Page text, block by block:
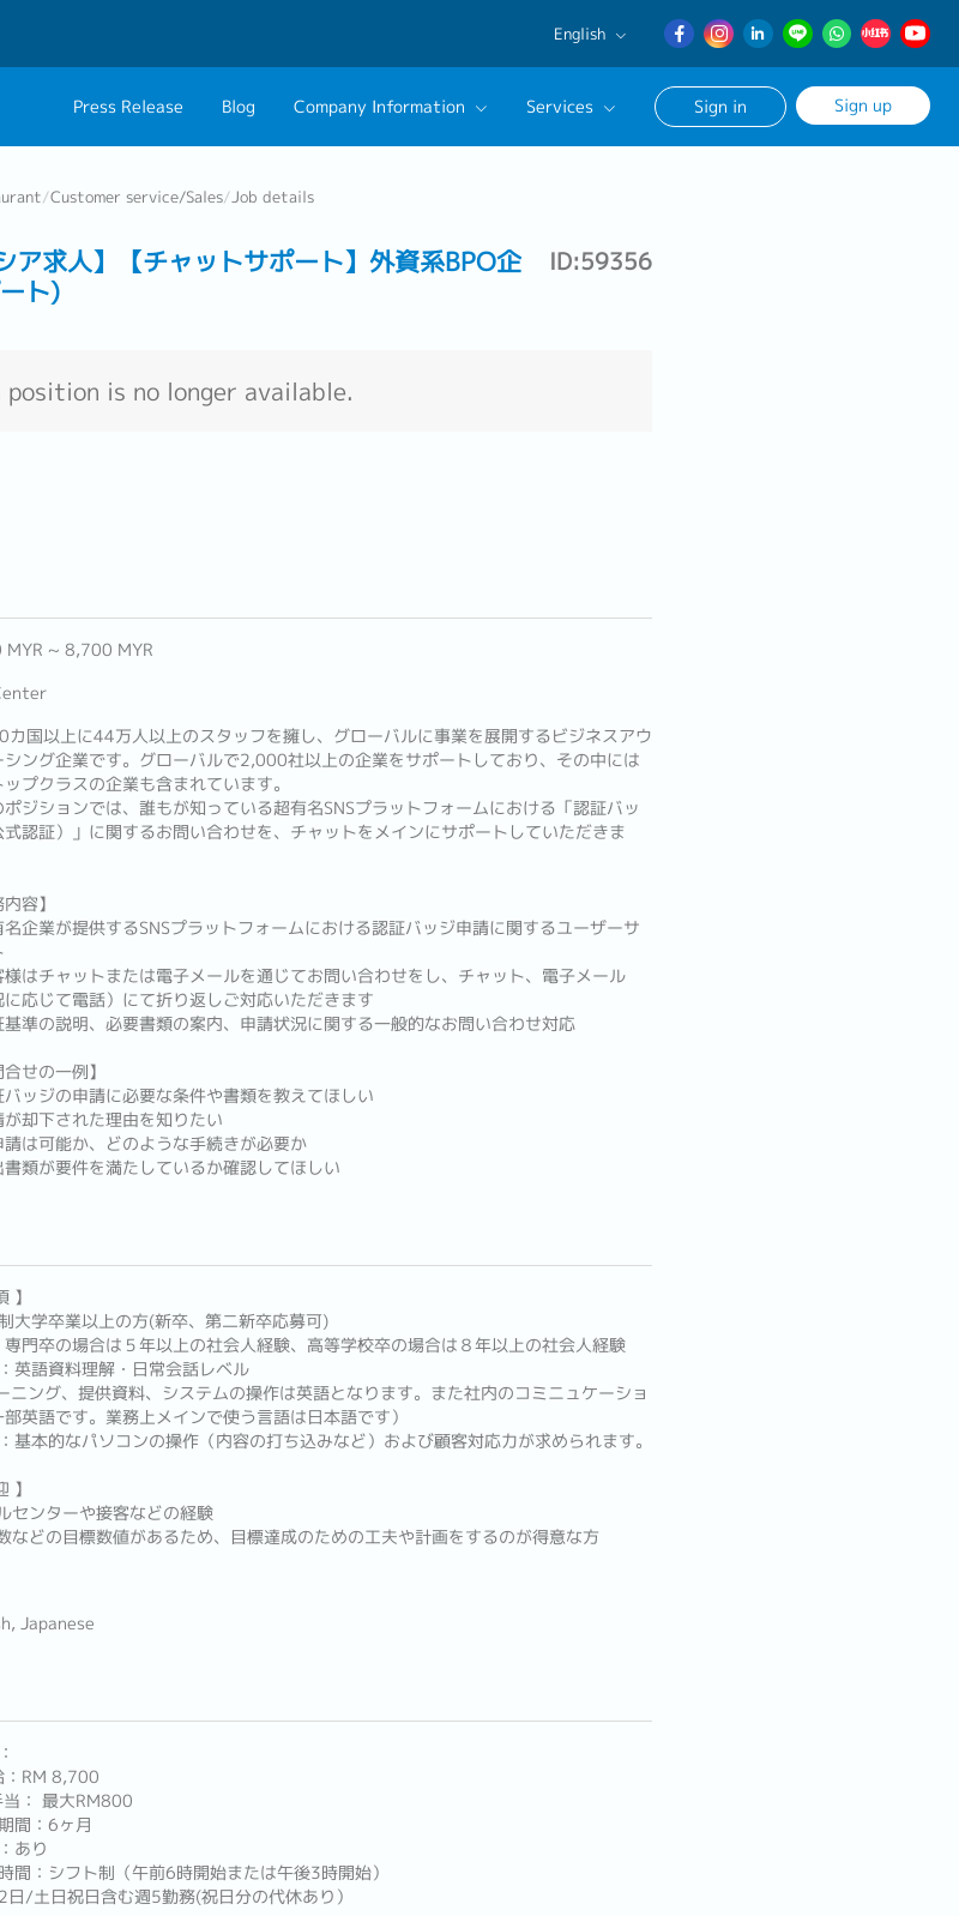
English
English
日本語
Press Release Blog Company Information
About Us
Services Sign in Sign up
/Customer service/Sales/Job details
ア求人】【チャットサポート】外資系BPO企
ト)
ID:59356
position is no longer available.
~ 8,700 MYR
カ国以上に44万人以上のスタッフを擁し、グローバルに事業を展開するビジネスアウ
シング企業です。グローバルで2,000社以上の企業をサポートしており、その中には
プクラスの企業も含まれています。
ジションでは、誰もが知っている超有名SNSプラットフォームにおける「認証バッ
式認証）」に関するお問い合わせを、チャットをメインにサポートしていただきま
内容】
名企業が提供するSNSプラットフォームにおける認証バッジ申請に関するユーザーサ
様はチャットまたは電子メールを通じてお問い合わせをし、チャット、電子メール
に応じて電話）にて折り返しご対応いただきます
基準の説明、必要書類の案内、申請状況に関する一般的なお問い合わせ対応
合せの一例】
バッジの申請に必要な条件や書類を教えてほしい
が却下された理由を知りたい
請は可能か、どのような手続きが必要か
書類が要件を満たしているか確認してほしい
】
大学卒業以上の方(新卒、第二新卒応募可)
専門卒の場合は５年以上の社会人経験、高等学校卒の場合は８年以上の社会人経験
英語資料理解・日常会話レベル
ニング、提供資料、システムの操作は英語となります。また社内のコミニュケーショ
部英語です。業務上メインで使う言語は日本語です）
基本的なパソコンの操作（内容の打ち込みなど）および顧客対応力が求められます。
】
センターや接客などの経験
などの目標数値があるため、目標達成のための工夫や計画をするのが得意な方
Japanese
：RM 8,700
当： 最大RM800
間：6ヶ月
あり
間：シフト制（午前6時開始または午後3時開始）
日/土日祝日含む週5勤務(祝日分の代休あり）